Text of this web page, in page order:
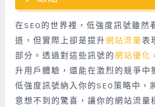
在SEO的世界裡，低強度訊號雖然
道，但實際上卻是提升網站流量表
部分。透過對這些訊號的網站優化
升用戶體驗，還能在激烈的競爭中
低強度訊號納入你的SEO策略中，
意想不到的驚喜，讓你的網站流量